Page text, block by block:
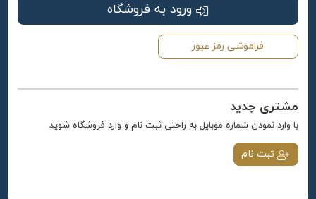
ورود به فروشگاه
فراموشی رمز عبور
مشتری جدید
با وارد نمودن شماره موبایل به راحتی ثبت نام و وارد فروشگاه شوید
ثبت نام